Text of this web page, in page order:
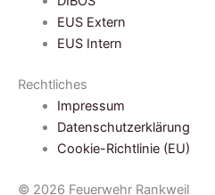
EUS Extern
EUS Intern
Rechtliches
Impressum
Datenschutzerklärung
Cookie-Richtlinie (EU)
© 2026 Feuerwehr Rankweil